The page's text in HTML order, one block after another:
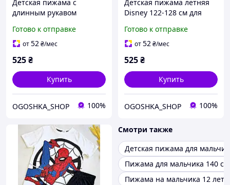
Детская пижама с
длинным рукавом
мальчиков
Готово к отправке
от52₴/мес
525₴
Купить
OGOSHKA_SHOP 100%
Детская пижама летняя
Disney 122-128 см для
Готово к отправке
от52₴/мес
525₴
Купить
OGOSHKA_SHOP 100%
Смотри также
Детская пижама для
Пижама для мальчика 140 см
Пижама на мальчика 12 лет